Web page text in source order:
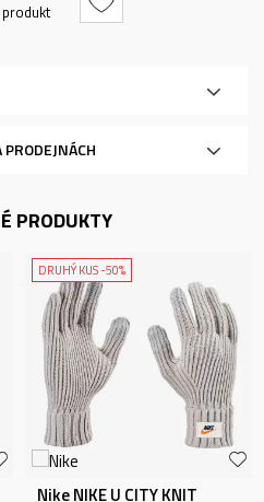
PRODUKTY
DRUHÝ KUS -50%
Nike NIKE U CITY KNIT